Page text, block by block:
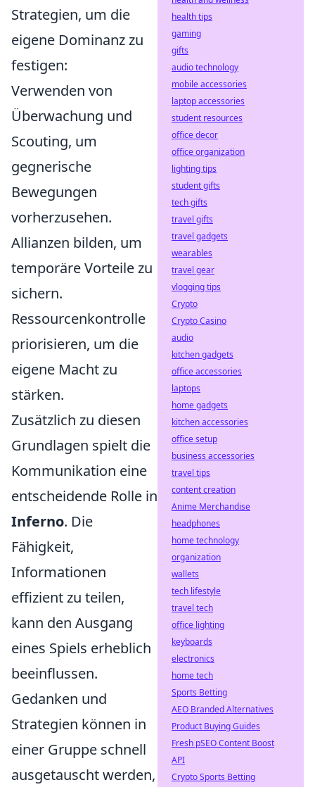
Strategien, um die
eigene Dominanz zu
festigen:
Verwenden von
Überwachung und
Scouting, um
gegnerische
Bewegungen
vorherzusehen.
Allianzen bilden, um
temporäre Vorteile zu
sichern.
Ressourcenkontrolle
priorisieren, um die
eigene Macht zu
stärken.
Zusätzlich zu diesen
Grundlagen spielt die
Kommunikation eine
entscheidende Rolle in
Inferno. Die
Fähigkeit,
Informationen
effizient zu teilen,
kann den Ausgang
eines Spiels erheblich
beeinflussen.
Gedanken und
Strategien können in
einer Gruppe schnell
ausgetauscht werden,
health tips
gaming
gifts
audio technology
mobile accessories
laptop accessories
student resources
office decor
office organization
lighting tips
student gifts
tech gifts
travel gifts
travel gadgets
wearables
travel gear
vlogging tips
Crypto
Crypto Casino
audio
kitchen gadgets
office accessories
laptops
home gadgets
kitchen accessories
office setup
business accessories
travel tips
content creation
Anime Merchandise
headphones
home technology
organization
wallets
tech lifestyle
travel tech
office lighting
keyboards
electronics
home tech
Sports Betting
AEO Branded Alternatives
Product Buying Guides
Fresh pSEO Content Boost
API
Crypto Sports Betting